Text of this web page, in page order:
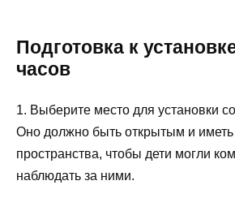
Подготовка к
часов
1. Выберите место для установки
Оно должно быть открытым и иметь
пространства, чтобы дети могли
наблюдать за ними.